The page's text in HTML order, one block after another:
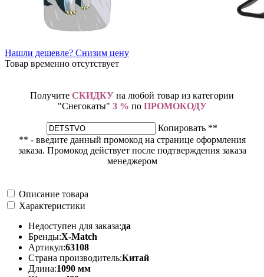
Нашли дешевле? Снизим цену
Товар временно отсутствует
Получите СКИДКУ на любой товар из категории
"Снегокаты" 3 % по ПРОМОКОДУ
Копировать **
** - введите данный промокод на странице оформления
заказа. Промокод действует после подтверждения заказа
менеджером
Описание товара
Характеристики
Недоступен для заказа:да
Бренды:X-Match
Артикул:63108
Страна производитель:Китай
Длина:1090 мм